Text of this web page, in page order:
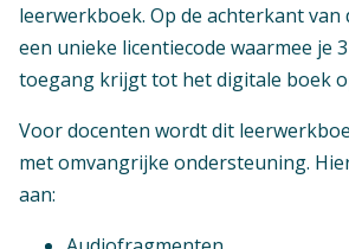
leerwerkboek. Op de achterkant van
een unieke licentiecode waarmee je
toegang krijgt tot het digitale boek
Voor docenten wordt dit
met omvangrijke ondersteuning.
aan: